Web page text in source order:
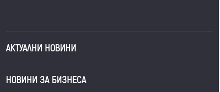
АКТУАЛНИ НОВИНИ
НОВИНИ ЗА БИЗНЕСА